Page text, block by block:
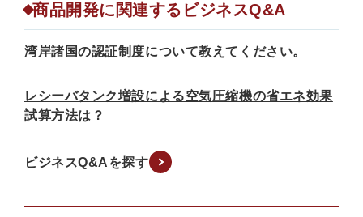
商品開発に関連するビジネスQ&A
湾岸諸国の認証制度について教えてください。
レシーバタンク増設による空気圧縮機の省エネ効果
試算方法は？
ビジネスQ&Aを探す